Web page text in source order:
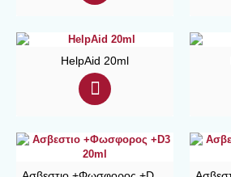
HelpAid 20ml